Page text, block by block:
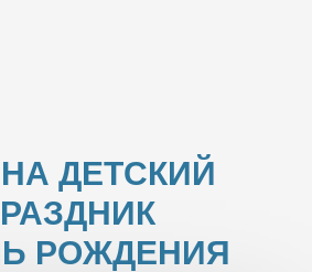
ДЕТСКИЙ
РОЖДЕНИЯ